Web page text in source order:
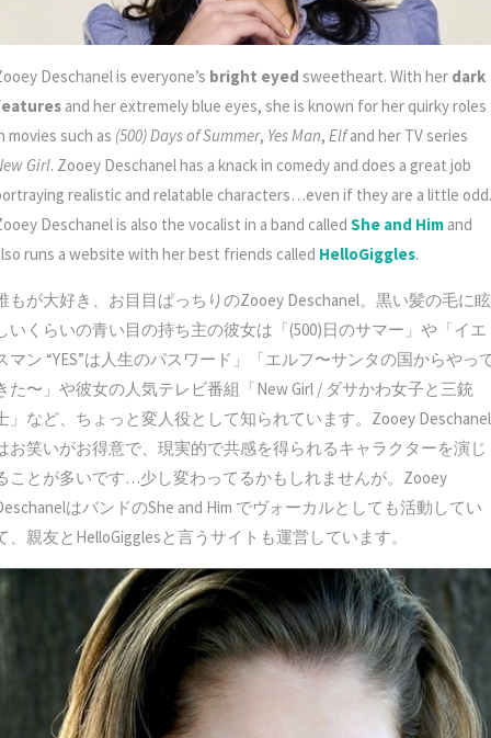
Deschanel is everyone’s bright eyed sweetheart. With her dark
and her extremely blue eyes, she is known for her quirky roles
movies such as (500) Days of Summer, Yes Man, Elfand her TV series
Girl. Zooey Deschanel has a knack in comedy and does a great job
realistic and relatable characters…even if they are a little odd.
Deschanel is also the vocalist in a band called She and Himand
runs a website with her best friends called HelloGiggles.
もが大好き、お目目ぱっちりのZooey Deschanel。黒い髪の毛に眩
いくらいの青い目の持ち主の彼女は「(500)日のサマー」や「イエ
マン “YES”は人生のパスワード」「エルフ〜サンタの国からやっ
た〜」や彼女の人気テレビ番組「New Girl / ダサかわ女子と三銃
」など、ちょっと変人役として知られています。Zooey Deschanel
お笑いがお得意で、現実的で共感を得られるキャラクターを演じ
ことが多いです…少し変わってるかもしれませんが。Zooey
はバンドのShe and Him でヴォーカルとしても活動してい
、親友とHelloGigglesと言うサイトも運営しています。